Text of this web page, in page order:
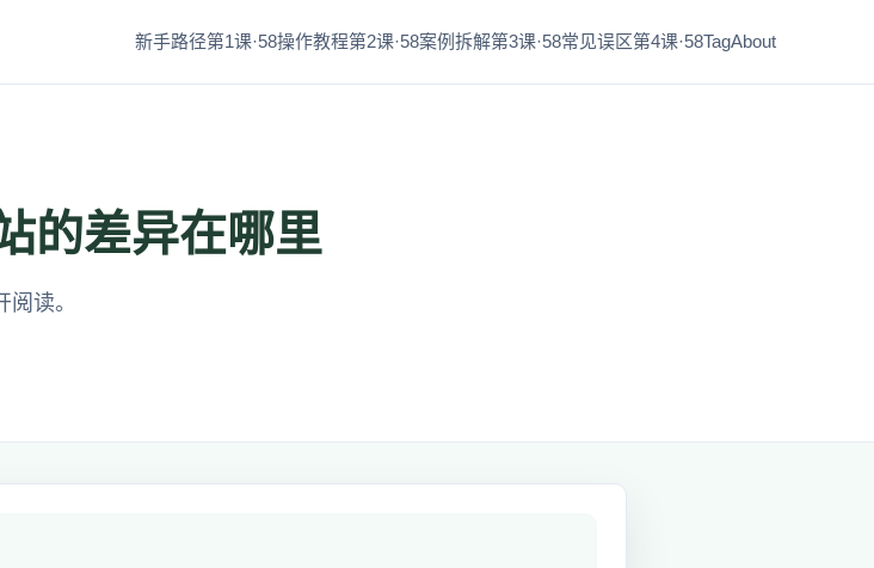
新手路径第1课·58操作教程第2课·58案例拆解第3课·58常见误区第4课·58TagAbout
的差异在哪里
读。